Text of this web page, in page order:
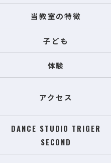
当教室の特徴
子ども
体験
アクセス
DANCE STUDIO TRIGER
SECOND